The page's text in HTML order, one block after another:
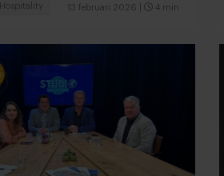
13 februari 2026 4 min
Hospitality